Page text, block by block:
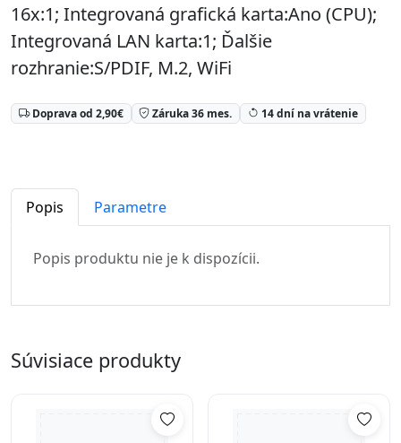
16x:1; Integrovaná grafická karta:Ano (CPU);
Integrovaná LAN karta:1; Ďalšie
rozhranie:S/PDIF, M.2, WiFi
Doprava od 2,90€ Záruka 36 mes. 14 dní na vrátenie
Popis Parametre
Popis produktu nie je k dispozícii.
Súvisiace produkty